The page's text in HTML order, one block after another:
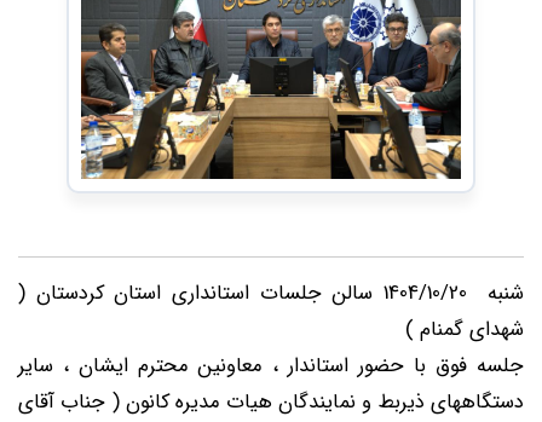
شنبه 1404/10/20 سالن جلسات استانداری استان کردستان (
شهدای گمنام )
جلسه فوق با حضور استاندار ، معاونین محترم ایشان ، سایر
دستگاههای ذیربط و نمایندگان هیات مدیره کانون ( جناب آقای